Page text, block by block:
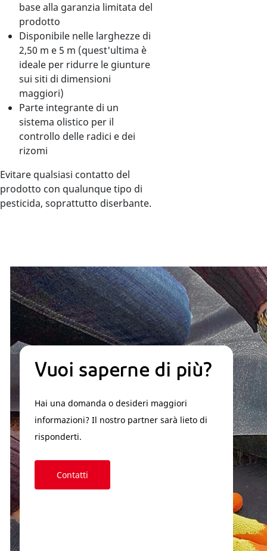
base alla garanzia limitata del
prodotto
Disponibile nelle larghezze di
2,50 m e 5 m (quest'ultima è
ideale per ridurre le giunture
sui siti di dimensioni
maggiori)
Parte integrante di un
sistema olistico per il
controllo delle radici e dei
rizomi
Evitare qualsiasi contatto del
prodotto con qualunque tipo di
pesticida, soprattutto diserbante.
Vuoi saperne di più?
Hai una domanda o desideri maggiori
informazioni? Il nostro partner sarà lieto di
risponderti.
Contatti